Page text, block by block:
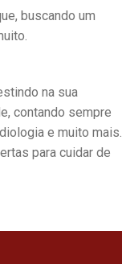
buscando um
na sua
contando sempre
e muito mais.
para cuidar de